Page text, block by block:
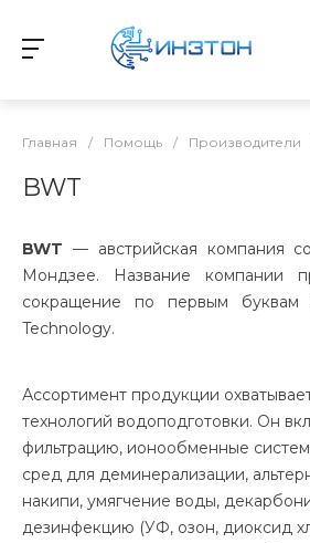
Главная / Помощь / Производители
BWT
BWT — австрийская компания
Мондзее. Название компании
сокращение по первым
Technology.
Ассортимент продукции
технологий водоподготовки. Он
фильтрацию, ионообменные
сред для деминерализации,
накипи, умягчение воды,
дезинфекцию (УФ, озон, диоксид